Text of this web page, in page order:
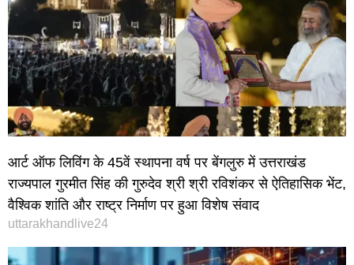
आर्ट ऑफ लिविंग के 45वें स्थापना वर्ष पर बेंगलुरु में उत्तराखंड
राज्यपाल गुरमीत सिंह की गुरुदेव श्री श्री रविशंकर से ऐतिहासिक भेंट,
वैश्विक शांति और राष्ट्र निर्माण पर हुआ विशेष संवाद
uttarakhandlive24